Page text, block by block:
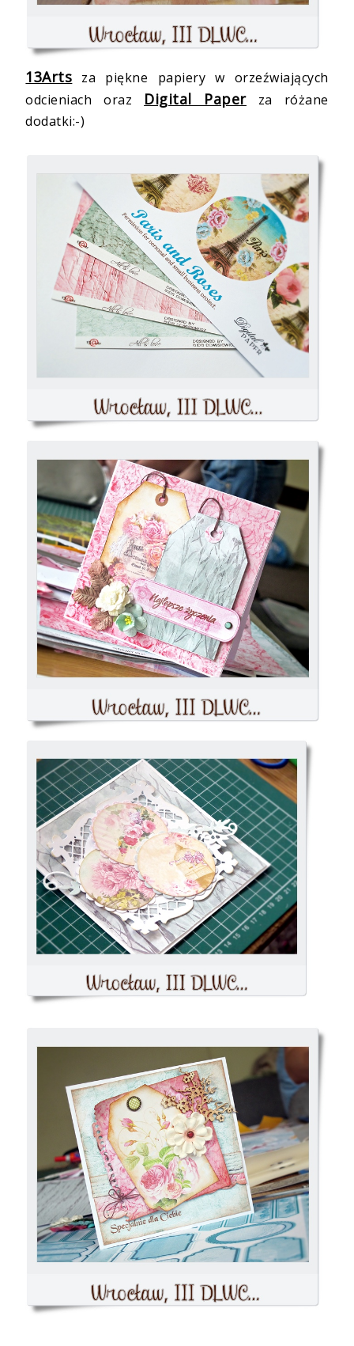
13Arts za piękne papiery w orzeźwiających
odcieniach oraz Digital Paperza różane
dodatki:-)